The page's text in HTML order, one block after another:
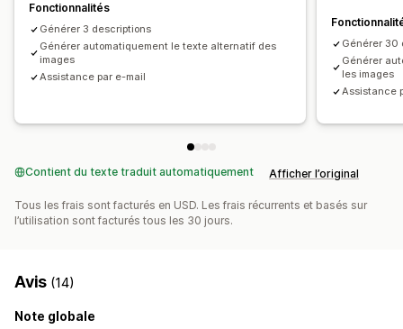
Fonctionnalités
Générer 3 descriptions
Générer automatiquement le texte alternatif des
images
Assistance par e-mail
Générer 30
Générer
les images
Assistance
Contient du texte traduit automatiquement Afficher l’original
Tous les frais sont facturés en USD. Les frais récurrents et basés sur
l’utilisation sont facturés tous les 30 jours.
Avis (14)
Note globale